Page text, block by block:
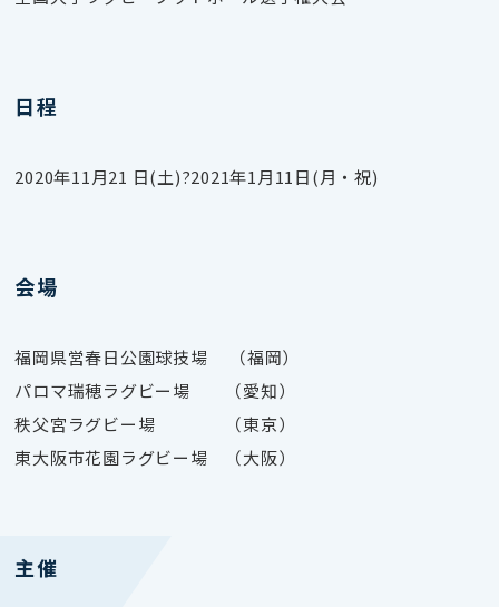
日程
2020年11月21 日(土)?2021年1月11日(月・祝)
会場
福岡県営春日公園球技場 （福岡）
パロマ瑞穂ラグビー場 （愛知）
秩父宮ラグビー場 （東京）
東大阪市花園ラグビー場 （大阪）
主催